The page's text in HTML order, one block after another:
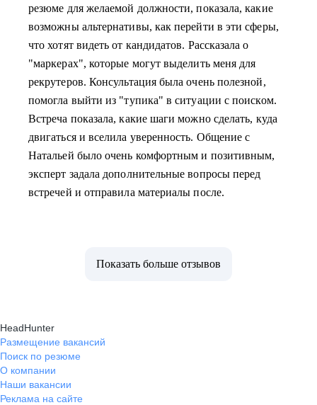
резюме для желаемой должности, показала, какие
возможны альтернативы, как перейти в эти сферы,
что хотят видеть от кандидатов. Рассказала о
"маркерах", которые могут выделить меня для
рекрутеров. Консультация была очень полезной,
помогла выйти из "тупика" в ситуации с поиском.
Встреча показала, какие шаги можно сделать, куда
двигаться и вселила уверенность. Общение с
Натальей было очень комфортным и позитивным,
эксперт задала дополнительные вопросы перед
встречей и отправила материалы после.
Показать больше отзывов
HeadHunter
Размещение вакансий
Поиск по резюме
О компании
Наши вакансии
Реклама на сайте